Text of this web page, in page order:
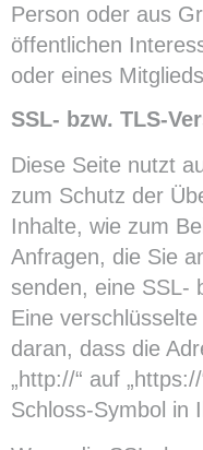
Person oder aus
öffentlichen
oder eines
SSL- bzw. TLS-
Diese Seite nutzt
zum Schutz der
Inhalte, wie zum
Anfragen, die Sie
senden, eine SSL-
Eine
daran, dass die
„http://“ auf
Schloss-Symbol in